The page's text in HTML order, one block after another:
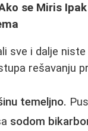
se Miris
sve i dalje
rešavanju
temeljno.
sodom